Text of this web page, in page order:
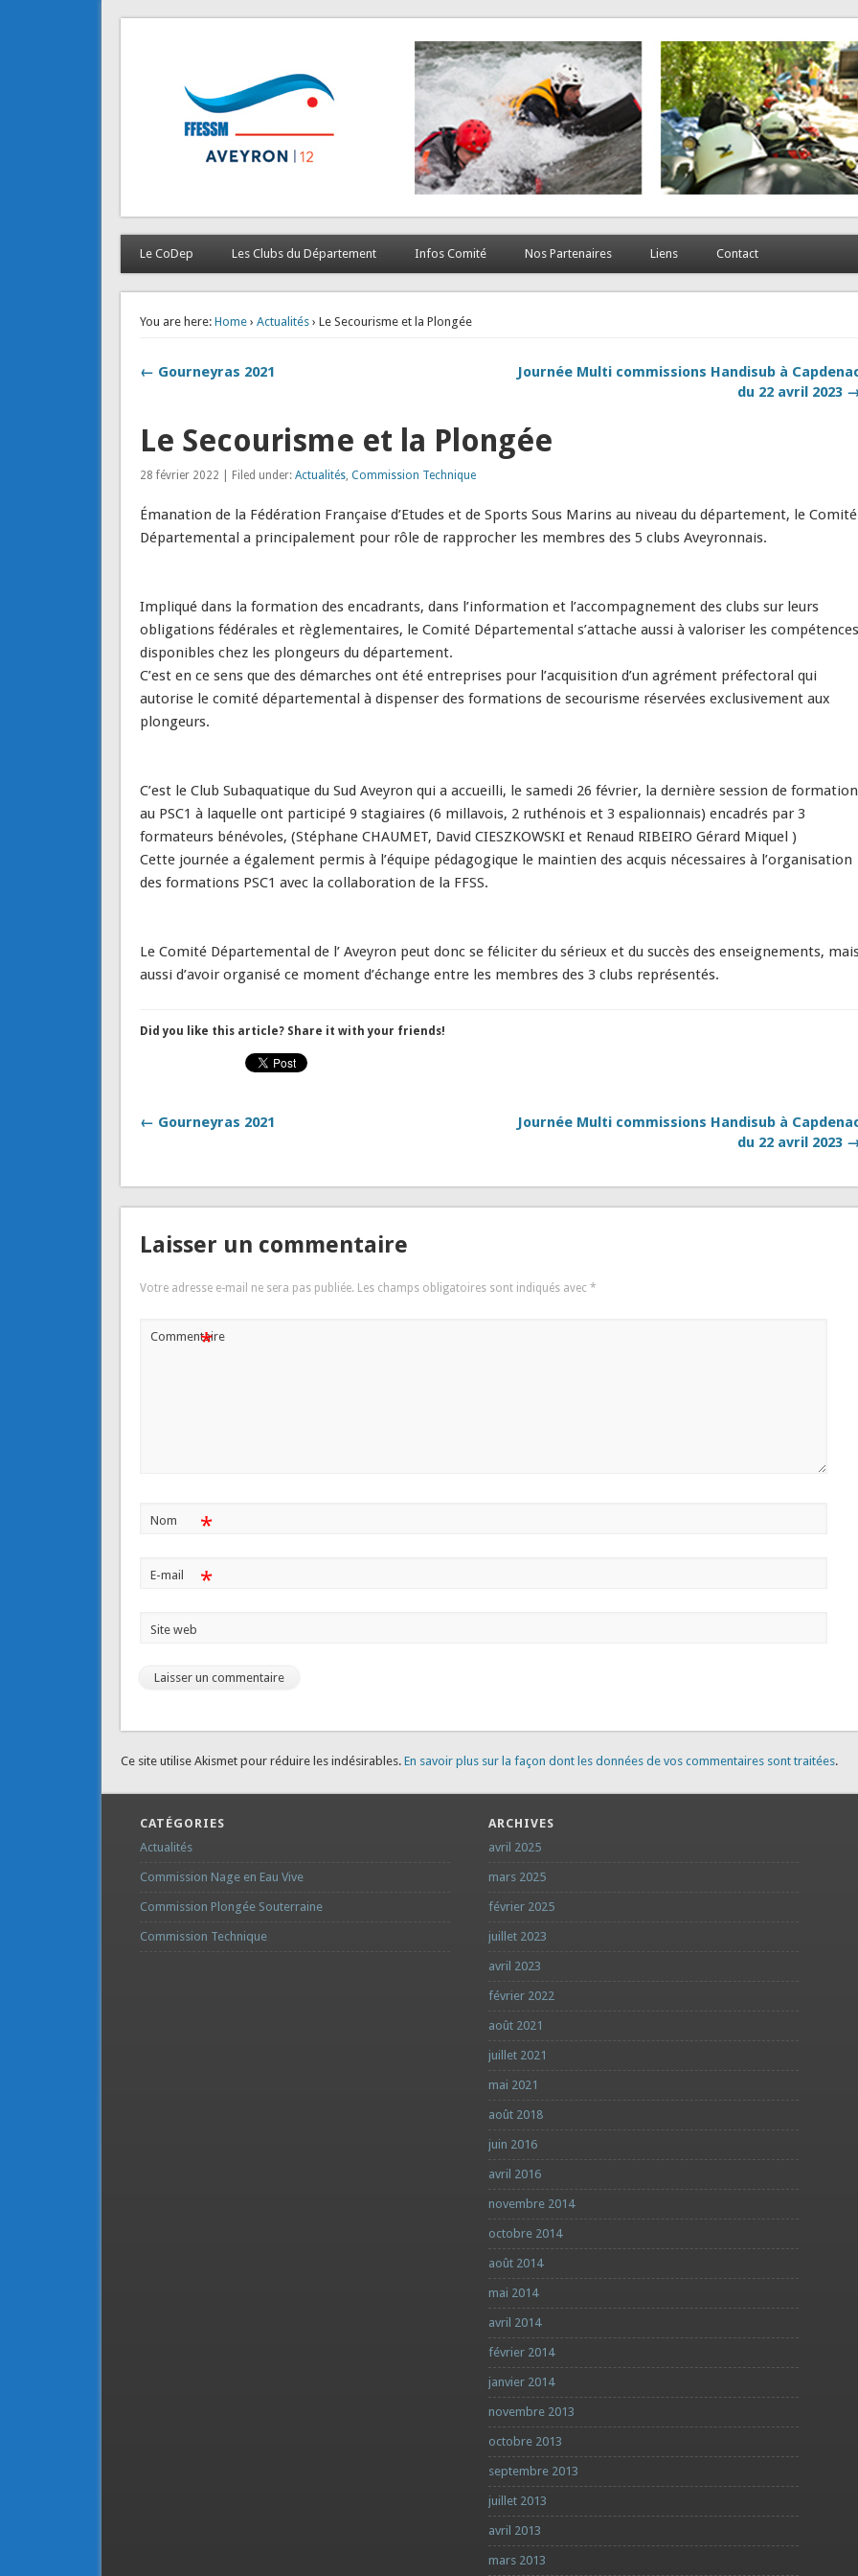
Le CoDep Les Clubs du Département Infos Comité Nos Partenaires Liens Contact
You are here: Home› Actualités› Le Secourisme et la Plongée
← Gourneyras 2021
Journée Multi commissions Handisub à
du 22 avril 2023
Le Secourisme et la Plongée
28 février 2022 | Filed under: Actualités, Commission Technique
Émanation de la Fédération Française d’Etudes et de Sports Sous Marins au niveau du département, le Comité
Départemental a principalement pour rôle de rapprocher les membres des 5 clubs Aveyronnais.
Impliqué dans la formation des encadrants, dans l’information et l’accompagnement des clubs sur leurs
obligations fédérales et règlementaires, le Comité Départemental s’attache aussi à valoriser les compétences
disponibles chez les plongeurs du département.
C’est en ce sens que des démarches ont été entreprises pour l’acquisition d’un agrément préfectoral qui
autorise le comité départemental à dispenser des formations de secourisme réservées exclusivement aux
plongeurs.
C’est le Club Subaquatique du Sud Aveyron qui a accueilli, le samedi 26 février, la dernière session de formation
au PSC1 à laquelle ont participé 9 stagiaires (6 millavois, 2 ruthénois et 3 espalionnais) encadrés par 3
formateurs bénévoles, (Stéphane CHAUMET, David CIESZKOWSKI et Renaud RIBEIRO Gérard Miquel )
Cette journée a également permis à l’équipe pédagogique le maintien des acquis nécessaires à l’organisation
des formations PSC1 avec la collaboration de la FFSS.
Le Comité Départemental de l’ Aveyron peut donc se féliciter du sérieux et du succès des enseignements,
aussi d’avoir organisé ce moment d’échange entre les membres des 3 clubs représentés.
Did you like this article? Share it with your friends!
← Gourneyras 2021
Journée Multi commissions Handisub à
du 22 avril 2023
Laisser un commentaire
Votre adresse e-mail ne sera pas publiée. Les champs obligatoires sont indiqués avec *
Commentaire
*
Nom *
E-mail *
Site web
Ce site utilise Akismet pour réduire les indésirables. En savoir plus sur la façon dont les données de vos commentaires sont traitées.
CATÉGORIES
Actualités
Commission Nage en Eau Vive
Commission Plongée Souterraine
Commission Technique
ARCHIVES
avril 2025
mars 2025
février 2025
juillet 2023
avril 2023
février 2022
août 2021
juillet 2021
mai 2021
août 2018
juin 2016
avril 2016
novembre 2014
octobre 2014
août 2014
mai 2014
avril 2014
février 2014
janvier 2014
novembre 2013
octobre 2013
septembre 2013
juillet 2013
avril 2013
mars 2013